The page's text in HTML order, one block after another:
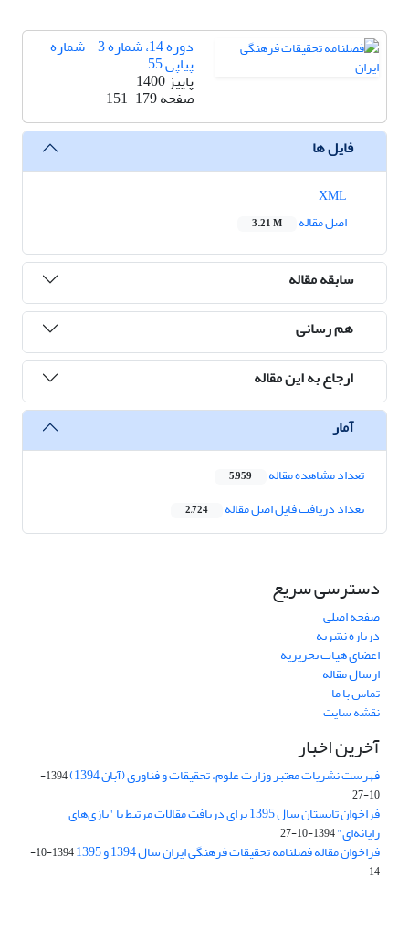
دوره 14، شماره 3 - شماره
پیاپی 55
پاییز 1400
صفحه151-179
فایل ها
اصل مقاله
3.21 M
سابقه مقاله
هم رسانی
ارجاع به این مقاله
آمار
تعداد مشاهده مقاله 5,959
تعداد دریافت فایل اصل مقاله 2,724
دسترسی سریع
صفحه اصلی
درباره نشریه
اعضای هیات تحریریه
ارسال مقاله
تماس با ما
نقشه سایت
آخرین اخبار
فهرست نشریات معتبر وزارت علوم، تحقیقات و فناوری (آبان 1394)
1394-
10-27
فراخوان تابستان سال 1395 برای دریافت مقالات مرتبط با "بازی‌های
رایانه‌ای"1394-10-27
فراخوان مقاله فصلنامه تحقیقات فرهنگی ایران سال 1394 و 1395
1394-10-
14